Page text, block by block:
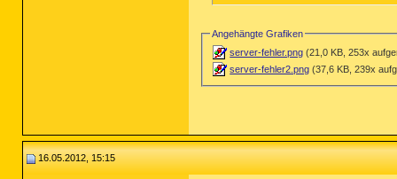
Angehängte Grafiken
server-fehler.png (21,0 KB, 253x
server-fehler2.png (37,6 KB, 239x
16.05.2012, 15:15